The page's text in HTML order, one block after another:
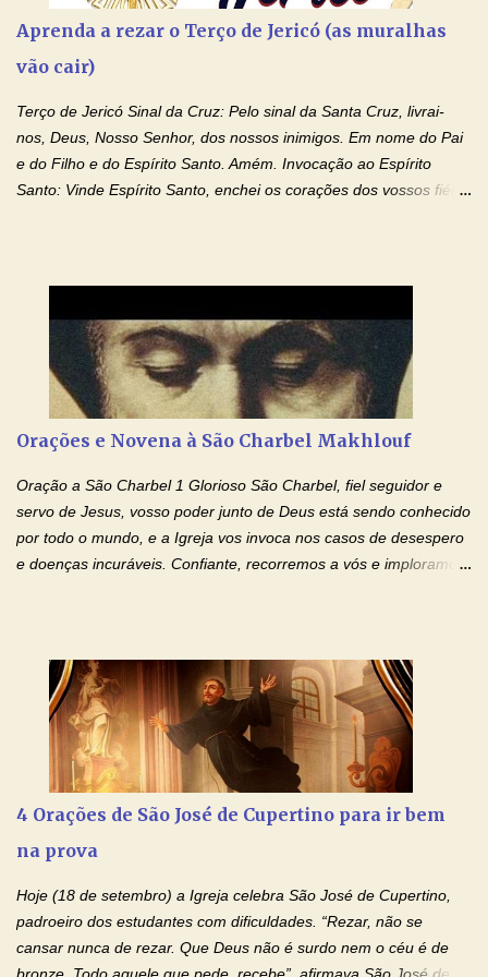
Aprenda a rezar o Terço de Jericó (as muralhas
vão cair)
Terço de Jericó Sinal da Cruz: Pelo sinal da Santa Cruz, livrai-
nos, Deus, Nosso Senhor, dos nossos inimigos. Em nome do Pai
e do Filho e do Espírito Santo. Amém. Invocação ao Espírito
Santo: Vinde Espírito Santo, enchei os corações dos vossos fiéis
o mesmo Espírito e gozemos sempre da sua consolação. Por
Cristo, Senhor Nosso. Amém. Creio: Creio em Deus Pai Todo-
Poderoso, Criador do céu e da terra; e em Jesus Cristo, seu
único Filho, nosso Senhor; que foi concebido pelo poder do Espí­
foi crucificado, morto e sepultado. Desceu à mansão dos mortos;
ressuscitou ao terceiro dia; subiu aos céus, está sentado à direita
de Deus Pai todo-poderoso, donde há de vir a julgar os v...
Orações e Novena à São Charbel Makhlouf
Oração a São Charbel 1 Glorioso São Charbel, fiel seguidor e
servo de Jesus, vosso poder junto de Deus está sendo conhecido
por todo o mundo, e a Igreja vos invoca nos casos de desespero
e doenças incuráveis. Confiante, recorremos a vós e imploramos
Queremos sempre lembrar-nos deste favor, da vossa intercessão
e invocar-vos como nosso patrono, para maior glória de Deus e o
bem de nossas almas. São Charbel! Rogai por Nós e por todos
aqueles que invocam o vosso nome e auxílio. Amén. Oração 2 Ó
Deus, admirável em Vossos Santos, Vós que inspirastes a São
e a força para fazer triunfar, na sua vida, o heroísmo das virtudes
monásticas: a obediência, a castidade e a voluntária pobreza, e
milagres e gra...
4 Orações de São José de Cupertino para ir bem
na prova
Hoje (18 de setembro) a Igreja celebra São José de Cupertino,
padroeiro dos estudantes com dificuldades. “Rezar, não se
cansar nunca de rezar. Que Deus não é surdo nem o céu é de